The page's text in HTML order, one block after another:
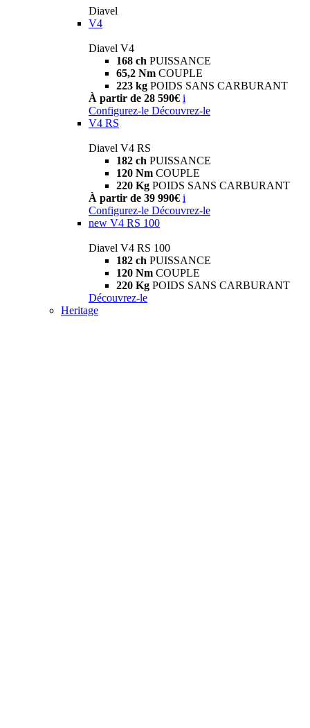
Diavel
V4
Diavel V4
168 ch PUISSANCE
65,2 Nm COUPLE
223 kg POIDS SANS CARBURANT
À partir de 28 590€ i
Configurez-le Découvrez-le
V4 RS
Diavel V4 RS
182 ch PUISSANCE
120 Nm COUPLE
220 Kg POIDS SANS CARBURANT
À partir de 39 990€ i
Configurez-le Découvrez-le
new V4 RS 100
Diavel V4 RS 100
182 ch PUISSANCE
120 Nm COUPLE
220 Kg POIDS SANS CARBURANT
Découvrez-le
Heritage